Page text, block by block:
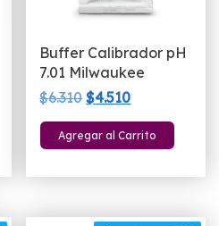
Buffer Calibrador pH
7.01 Milwaukee
$6.310El
precio
original
$4.510El
precio
actual
Agregar al Carrito